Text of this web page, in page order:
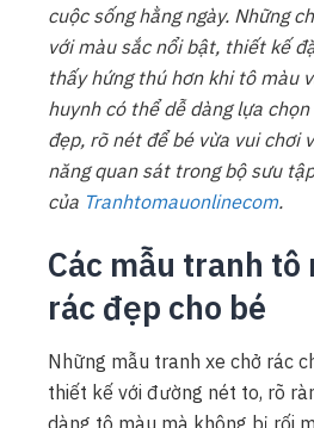
cuộc sống hằng ngày. Những
với màu sắc nổi bật, thiết kế
thấy hứng thú hơn khi tô màu
huynh có thể dễ dàng lựa
đẹp, rõ nét để bé vừa vui chơi
năng quan sát trong bộ sưu
của Tranhtomauonlinecom.
Các mẫu tranh tô
rác đẹp cho bé
Những mẫu tranh xe chở rác
thiết kế với đường nét to, rõ